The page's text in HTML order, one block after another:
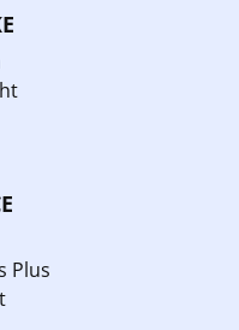
Plus